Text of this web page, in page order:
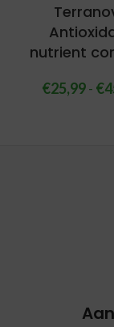
nutrient
€25,99- €